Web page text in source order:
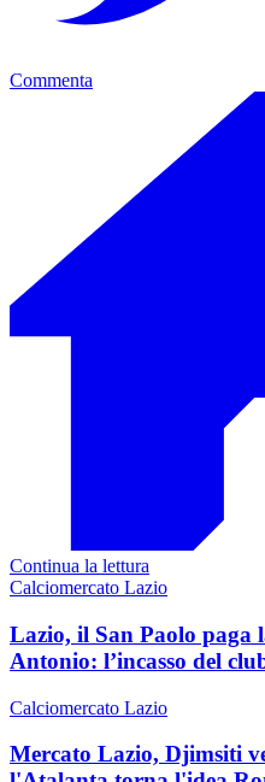
Commenta
Continua la lettura
Calciomercato Lazio
Lazio, il San Paolo paga
Antonio: l’incasso del
Calciomercato Lazio
Mercato Lazio, Djimsiti